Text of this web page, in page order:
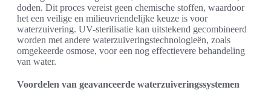
doden. Dit proces vereist geen chemische stoffen, waardoor
het een veilige en milieuvriendelijke keuze is voor
waterzuivering. UV-sterilisatie kan uitstekend gecombineerd
worden met andere waterzuiveringstechnologieën, zoals
omgekeerde osmose, voor een nog effectievere behandeling
van water.
Voordelen van geavanceerde waterzuiveringssystemen